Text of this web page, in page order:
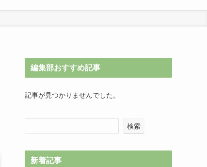
編集部おすすめ記事
記事が見つかりませんでした。
検索
新着記事